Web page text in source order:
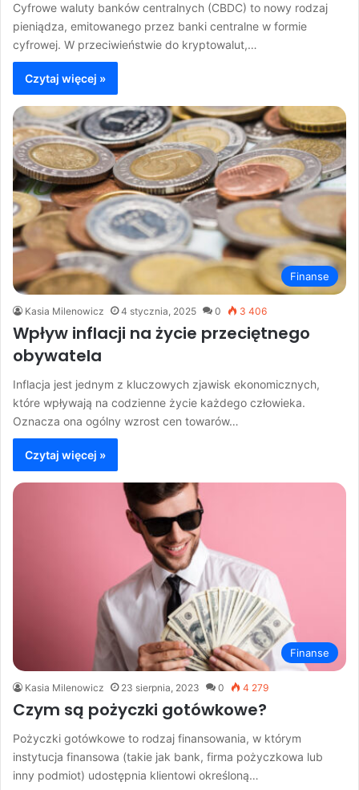
Cyfrowe waluty banków centralnych (CBDC) to nowy rodzaj
pieniądza, emitowanego przez banki centralne w formie
cyfrowej. W przeciwieństwie do kryptowalut,…
Czytaj więcej »
Finanse
Kasia Milenowicz 4 stycznia, 2025 0 3 406
Wpływ inflacji na życie przeciętnego
obywatela
Inflacja jest jednym z kluczowych zjawisk ekonomicznych,
które wpływają na codzienne życie każdego człowieka.
Oznacza ona ogólny wzrost cen towarów…
Czytaj więcej »
Finanse
Kasia Milenowicz 23 sierpnia, 2023 0 4 279
Czym są pożyczki gotówkowe?
Pożyczki gotówkowe to rodzaj finansowania, w którym
instytucja finansowa (takie jak bank, firma pożyczkowa lub
inny podmiot) udostępnia klientowi określoną…